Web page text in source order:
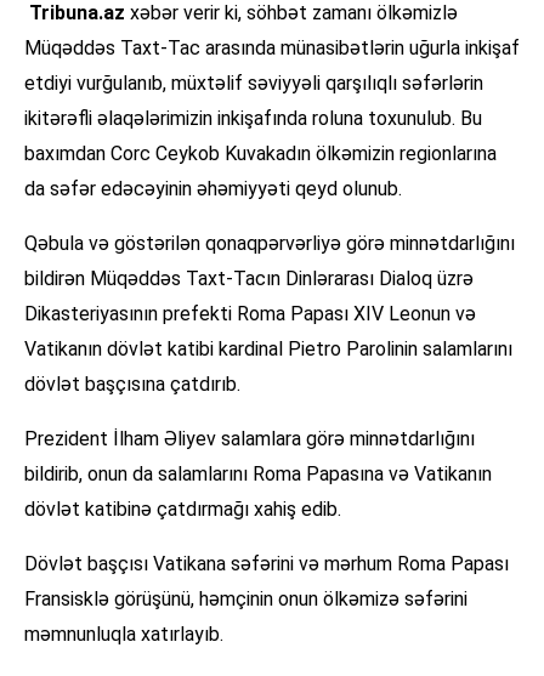
Tribuna.az xəbər verir ki, söhbət zamanı ölkəmizlə
Müqəddəs Taxt-Tac arasında münasibətlərin uğurla inkişaf
etdiyi vurğulanıb, müxtəlif səviyyəli qarşılıqlı səfərlərin
ikitərəfli əlaqələrimizin inkişafında roluna toxunulub. Bu
baxımdan Corc Ceykob Kuvakadın ölkəmizin regionlarına
da səfər edəcəyinin əhəmiyyəti qeyd olunub.
Qəbula və göstərilən qonaqpərvərliyə görə minnətdarlığını
bildirən Müqəddəs Taxt-Tacın Dinlərarası Dialoq üzrə
Dikasteriyasının prefekti Roma Papası XIV Leonun və
Vatikanın dövlət katibi kardinal Pietro Parolinin salamlarını
dövlət başçısına çatdırıb.
Prezident İlham Əliyev salamlara görə minnətdarlığını
bildirib, onun da salamlarını Roma Papasına və Vatikanın
dövlət katibinə çatdırmağı xahiş edib.
Dövlət başçısı Vatikana səfərini və mərhum Roma Papası
Fransisklə görüşünü, həmçinin onun ölkəmizə səfərini
məmnunluqla xatırlayıb.